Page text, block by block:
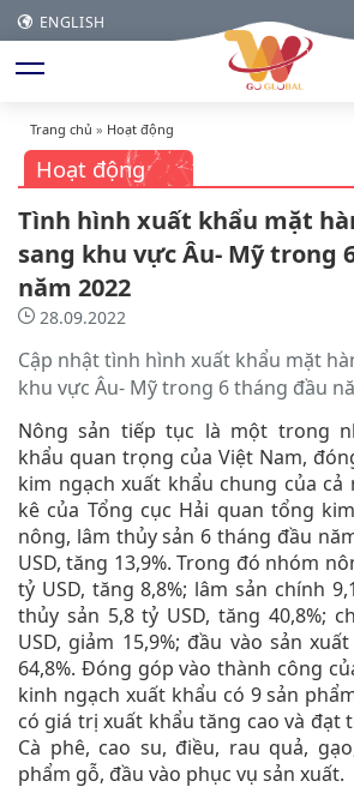
ENGLISH
Trang chủ » Hoạt động
Hoạt động
Tình hình xuất khẩu mặt
sang khu vực Âu- Mỹ trong
năm 2022
28.09.2022
Cập nhật tình hình xuất khẩu mặt
khu vực Âu- Mỹ trong 6 tháng đầu
Nông sản tiếp tục là một trong
khẩu quan trọng của Việt Nam,
kim ngạch xuất khẩu chung của cả
kê của Tổng cục Hải quan tổng
nông, lâm thủy sản 6 tháng đầu
USD, tăng 13,9%. Trong đó nhóm
tỷ USD, tăng 8,8%; lâm sản chính
thủy sản 5,8 tỷ USD, tăng 40,8%;
USD, giảm 15,9%; đầu vào sản
64,8%. Đóng góp vào thành công
kinh ngạch xuất khẩu có 9 sản
có giá trị xuất khẩu tăng cao và đạt
Cà phê, cao su, điều, rau quả,
phẩm gỗ, đầu vào phục vụ sản xuất.